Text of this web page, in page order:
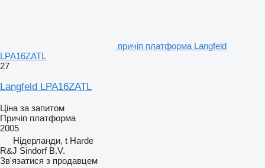
причіп платформа Langfeld
LPA16ZATL
27
Langfeld LPA16ZATL
Ціна за запитом
Причіп платформа
2005
Нідерланди, t Harde
R&J Sindorf B.V.
Зв'язатися з продавцем